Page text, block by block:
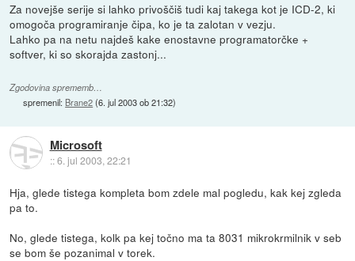
Za novejše serije si lahko privoščiš tudi kaj takega kot je ICD-2, ki
omogoča programiranje čipa, ko je ta zalotan v vezju.
Lahko pa na netu najdeš kake enostavne programatorčke +
softver, ki so skorajda zastonj...
Zgodovina sprememb…
spremenil: Brane2(6. jul 2003 ob 21:32)
Microsoft
::6. jul 2003, 22:21
Hja, glede tistega kompleta bom zdele mal pogledu, kak kej zgleda
pa to.
No, glede tistega, kolk pa kej točno ma ta 8031 mikrokrmilnik v seb
se bom še pozanimal v torek.